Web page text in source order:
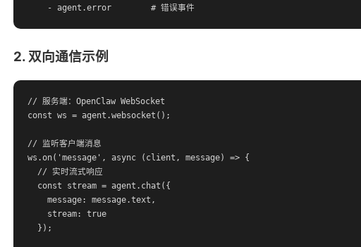
    - agent.error        # 错误事件
2. 双向通信示例
// 服务端：OpenClaw WebSocket
const ws = agent.websocket();
// 监听客户端消息
ws.on('message', async (client, message) => {
  // 实时流式响应
  const stream = agent.chat({
    message: message.text,
    stream: true
  });